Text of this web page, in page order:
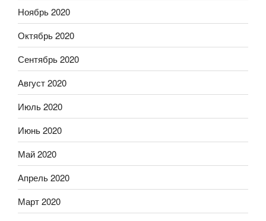
Ноябрь 2020
Октябрь 2020
Сентябрь 2020
Август 2020
Июль 2020
Июнь 2020
Май 2020
Апрель 2020
Март 2020